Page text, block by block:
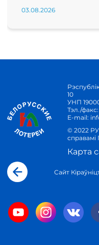
03.08.2026
10
УНП
Тэл./факс:
E-mail:
© 2022
справамі
Карта
Сайт